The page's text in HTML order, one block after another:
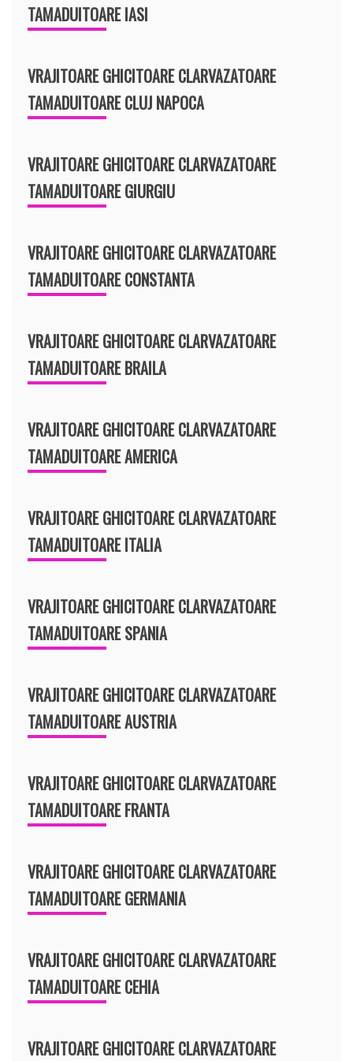
TAMADUITOARE IASI
VRAJITOARE GHICITOARE CLARVAZATOARE
TAMADUITOARE CLUJ NAPOCA
VRAJITOARE GHICITOARE CLARVAZATOARE
TAMADUITOARE GIURGIU
VRAJITOARE GHICITOARE CLARVAZATOARE
TAMADUITOARE CONSTANTA
VRAJITOARE GHICITOARE CLARVAZATOARE
TAMADUITOARE BRAILA
VRAJITOARE GHICITOARE CLARVAZATOARE
TAMADUITOARE AMERICA
VRAJITOARE GHICITOARE CLARVAZATOARE
TAMADUITOARE ITALIA
VRAJITOARE GHICITOARE CLARVAZATOARE
TAMADUITOARE SPANIA
VRAJITOARE GHICITOARE CLARVAZATOARE
TAMADUITOARE AUSTRIA
VRAJITOARE GHICITOARE CLARVAZATOARE
TAMADUITOARE FRANTA
VRAJITOARE GHICITOARE CLARVAZATOARE
TAMADUITOARE GERMANIA
VRAJITOARE GHICITOARE CLARVAZATOARE
TAMADUITOARE CEHIA
VRAJITOARE GHICITOARE CLARVAZATOARE